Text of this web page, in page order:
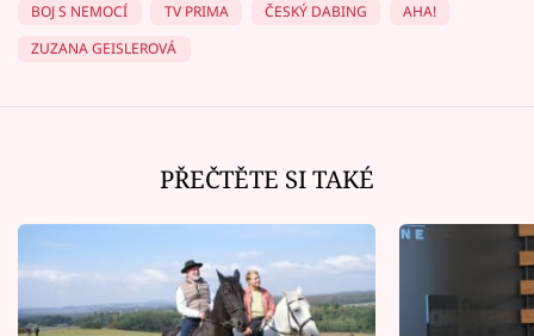
BOJ S NEMOCÍ
TV PRIMA ČESKÝ DABING
AHA!
ZUZANA GEISLEROVÁ
PŘEČTĚTE SI TAKÉ